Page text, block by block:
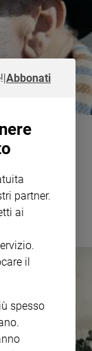
raccolta di fondi:
l'essere
credenti e non.
nazionale
15.
|Abbonati
partner.
ai
il
spesso